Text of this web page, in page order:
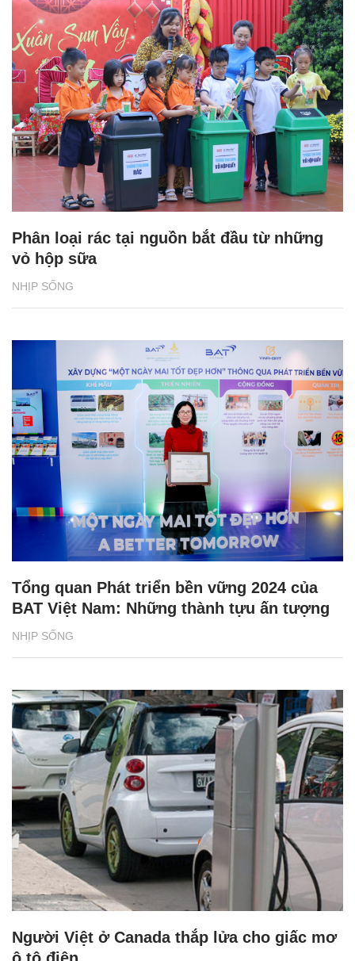
NHỊP SỐNG
Phân loại rác tại nguồn bắt đầu từ những
vỏ hộp sữa
NHỊP SỐNG
Tổng quan Phát triển bền vững 2024 của
BAT Việt Nam: Những thành tựu ấn tượng
Người Việt ở Canada thắp lửa cho giấc mơ
ô tô điện